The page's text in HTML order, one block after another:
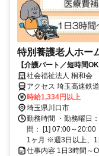
特別養護老人ホー
【介護パート／短時間
方歓迎！働き方ご相談く
社会福祉法人 桐和会
アクセス 埼玉高速鉄
時給1,334円以上
埼玉県川口市
勤務時間 ・勤務曜日
間： [1] 07:00～20:00
1ヶ月 ※週3日以上、1
仕事内容 1日3時間～